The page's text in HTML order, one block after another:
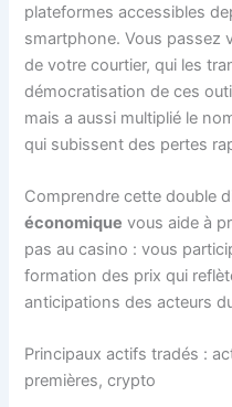
plateformes accessibles
smartphone. Vous passez
de votre courtier, qui les
démocratisation de ces
mais a aussi multiplié le
qui subissent des pertes
Comprendre cette double
économique vous aide à
pas au casino : vous
formation des prix qui
anticipations des acteurs
Principaux actifs tradés :
premières, crypto